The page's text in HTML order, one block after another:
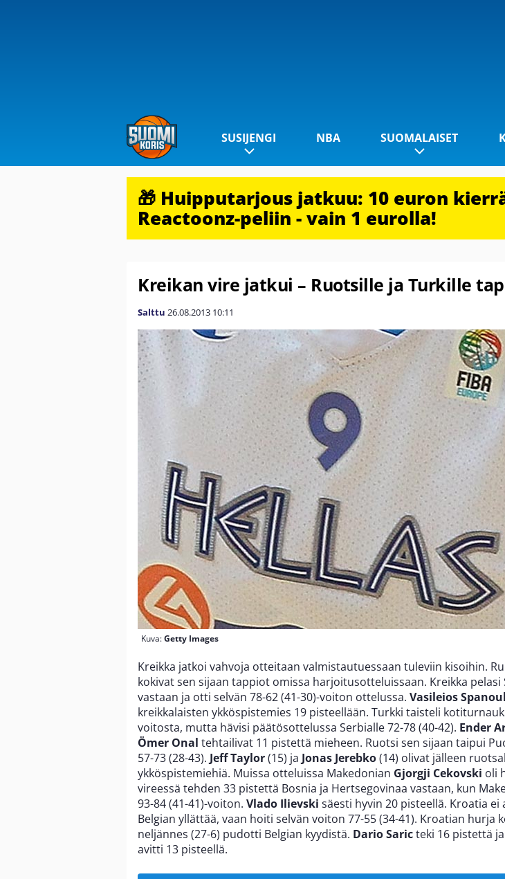
SUSIJENGI NBA SUOMALAISET
🎁 Huipputarjous jatkuu: 10 euron
Reactoonz-peliin - vain 1 eurolla!
Kreikan vire jatkui – Ruotsille ja Turkille
Salttu 26.08.2013 10:11
Kuva:Getty Images
Kreikka jatkoi vahvoja otteitaan valmistautuessaan tuleviin kisoihin.
kokivat sen sijaan tappiot omissa harjoitusotteluissaan. Kreikka pelasi
vastaan ja otti selvän 78-62 (41-30)-voiton ottelussa. Vasileios
kreikkalaisten ykköspistemies 19 pisteellään. Turkki taisteli
voitosta, mutta hävisi päätösottelussa Serbialle 72-78 (40-42). Ender
Ömer Onal tehtailivat 11 pistettä mieheen. Ruotsi sen sijaan taipui
57-73 (28-43). Jeff Taylor(15) ja Jonas Jerebko(14) olivat jälleen
ykköspistemiehiä. Muissa otteluissa Makedonian Gjorgji Cekovski oli
vireessä tehden 33 pistettä Bosnia ja Hertsegovinaa vastaan, kun
93-84 (41-41)-voiton. Vlado Ilievski säesti hyvin 20 pisteellä. Kroatia ei
Belgian yllättää, vaan hoiti selvän voiton 77-55 (34-41). Kroatian hurja
neljännes (27-6) pudotti Belgian kyydistä. Dario Saricteki 16 pistettä ja
avitti 13 pisteellä.